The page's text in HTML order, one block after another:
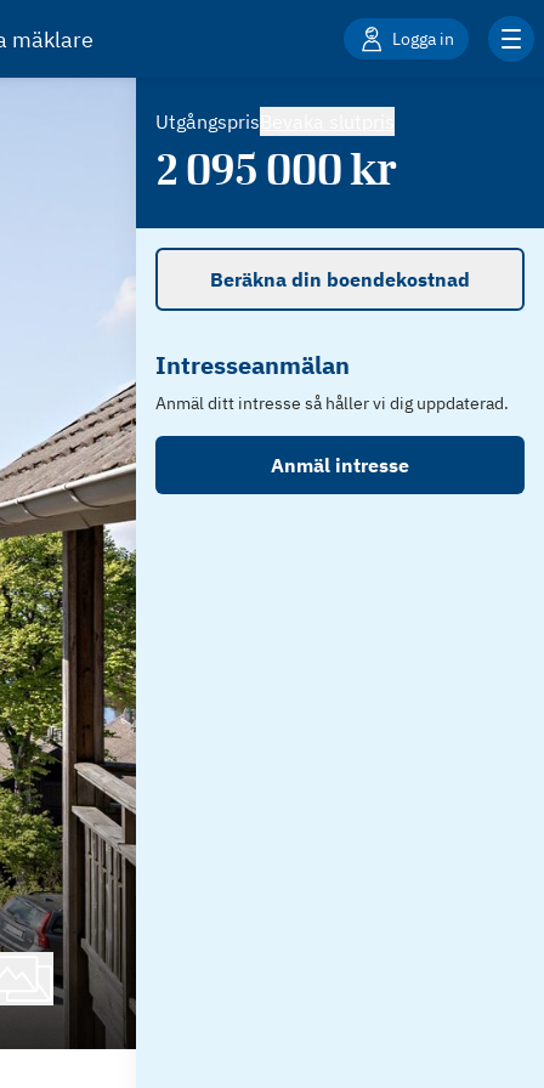
mäklare Logga in
Utgångspris
2 095 000kr
Beräkna din boendekostnad
Intresseanmälan
Anmäl ditt intresse så håller vi dig uppdaterad.
Anmäl intresse